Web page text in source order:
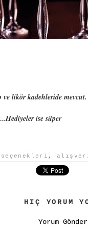
ve likör kadehleride mevcut.
ise süper
,
HIÇ YORUM
Yorum Gönder